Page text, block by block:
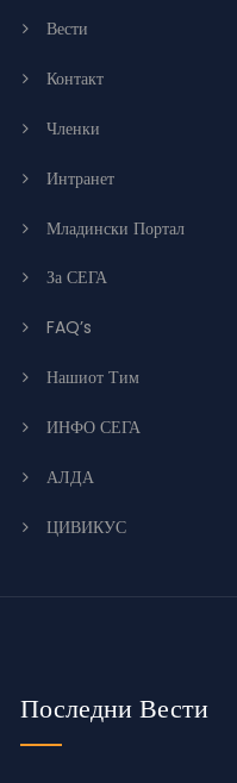
Вести
Контакт
Членки
Интранет
Младински Портал
За СЕГА
FAQ’s
Нашиот Тим
ИНФО СЕГА
АЛДА
ЦИВИКУС
Последни Вести